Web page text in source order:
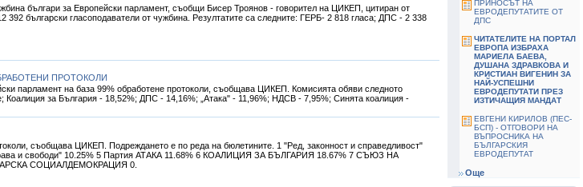
българи за Европейски парламент, съобщи Бисер Троянов - говорител на ЦИКЕП, цитиран от
български гласоподаватели от чужбина. Резултатите са следните: ГЕРБ- 2 818 гласа; ДПС - 2 338
ПРОТОКОЛИ
парламент на база 99% обработене протоколи, съобщава ЦИКЕП. Комисията обяви следното
Коалиция за България - 18,52%; ДПС - 14,16%; „Атака" - 11,96%; НДСВ - 7,95%; Синята коалиция -
съобщава ЦИКЕП. Подреждането е по реда на бюлетините. 1 "Ред, законност и справедливост"
и свободи" 10.25% 5 Партия АТАКА 11.68% 6 КОАЛИЦИЯ ЗА БЪЛГАРИЯ 18.67% 7 СЪЮЗ НА
СОЦИАЛДЕМОКРАЦИЯ 0.
ПРИНОСЪТ НА
ЕВРОДЕПУТАТИТЕ ОТ
ДПС
ЧИТАТЕЛИТЕ НА ПОРТАЛ
ЕВРОПА ИЗБРАХА
МАРИЕЛА БАЕВА,
ДУШАНА ЗДРАВКОВА И
КРИСТИАН ВИГЕНИН ЗА
НАЙ-УСПЕШНИ
ЕВРОДЕПУТАТИ ПРЕЗ
ИЗТИЧАЩИЯ МАНДАТ
ЕВГЕНИ КИРИЛОВ (ПЕС-
БСП) - ОТГОВОРИ НА
ВЪПРОСНИКА НА
БЪЛГАРСКИЯ
ЕВРОДЕПУТАТ
Още